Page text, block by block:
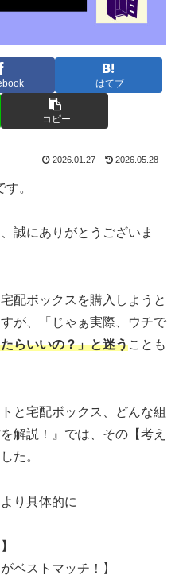
はてブ
コピー
2026.01.27 2026.05.28
。
誠にありがとうございま
配ボックスを購入しようと
が、「じゃぁ実際、ウチで
らいいの？」と迷うことも
と宅配ボックス、どんな組
解説！』では、その【考え
た。
り具体的に
ベストマッチ！】